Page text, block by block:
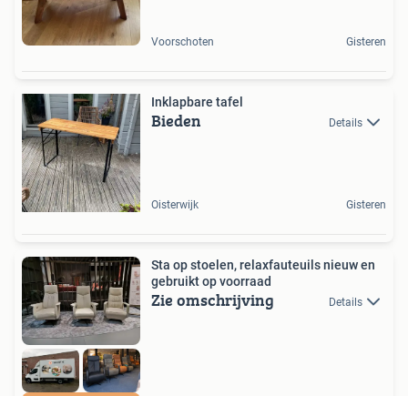
Voorschoten Gisteren
Inklapbare tafel
Bieden Details
Oisterwijk Gisteren
Sta op stoelen, relaxfauteuils nieuw en
gebruikt op voorraad
Zie omschrijving Details